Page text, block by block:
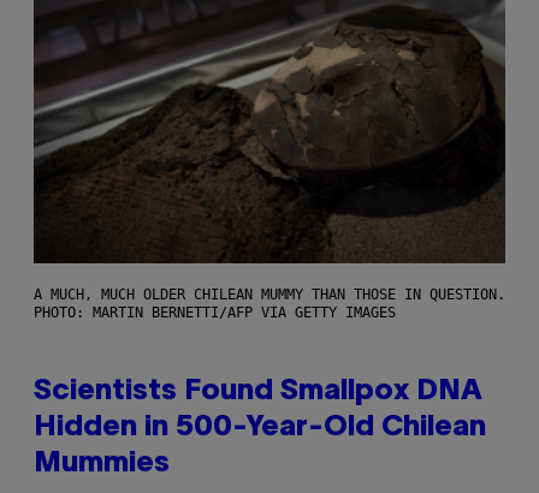
A MUCH, MUCH OLDER CHILEAN MUMMY THAN THOSE IN QUESTION.
PHOTO: MARTIN BERNETTI/AFP VIA GETTY IMAGES
Scientists Found Smallpox DNA
Hidden in 500-Year-Old Chilean
Mummies